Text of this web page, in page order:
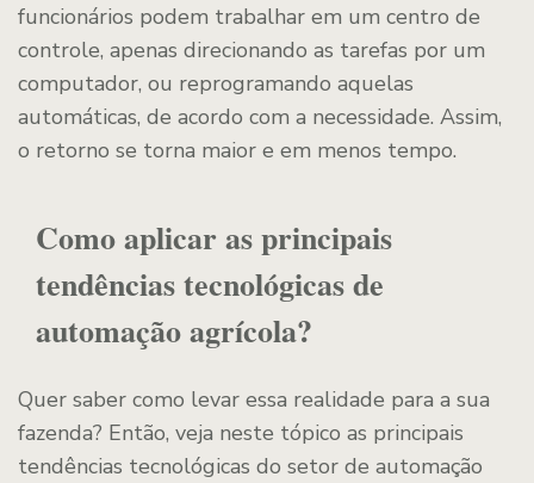
funcionários podem trabalhar em um centro de
controle, apenas direcionando as tarefas por um
computador, ou reprogramando aquelas
automáticas, de acordo com a necessidade. Assim,
o retorno se torna maior e em menos tempo.
Como aplicar as principais
tendências tecnológicas de
automação agrícola?
Quer saber como levar essa realidade para a sua
fazenda? Então, veja neste tópico as principais
tendências tecnológicas do setor de automação